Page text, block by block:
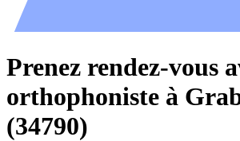
Prenez rendez-vous
orthophoniste à
(34790)